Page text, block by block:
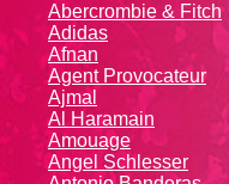
Abercrombie & Fitch
Adidas
Afnan
Agent Provocateur
Ajmal
Al Haramain
Amouage
Angel Schlesser